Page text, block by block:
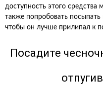
доступность этого
также попробовать
чтобы он лучше прилипал к
Посадите